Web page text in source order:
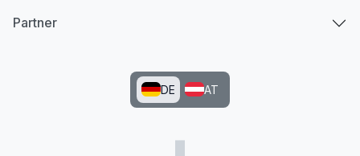
Partner
DE AT